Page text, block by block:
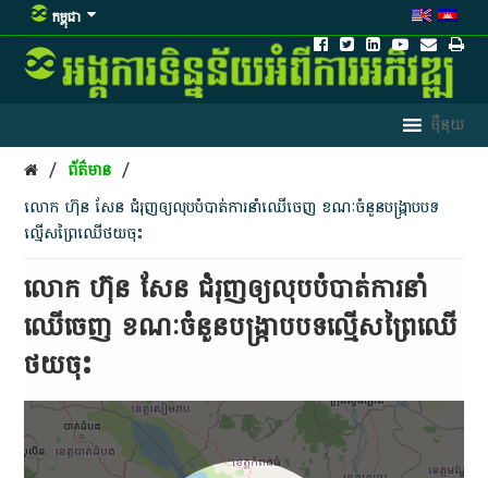
កម្ពុជា
/ ព័ត៌មាន /
លោក​ ហ៊ុន សែន ជំរុញ​ឲ្យ​លុបបំបាត់​ការនាំ​ឈើ​ចេញ ខណៈ​ចំនួន​បង្ក្រាប​បទ​
ល្មើស​ព្រៃឈើ​ថយ​ចុះ
លោក​ ហ៊ុន សែន ជំរុញ​ឲ្យ​លុបបំបាត់​ការនាំ​
ឈើ​ចេញ ខណៈ​ចំនួន​បង្ក្រាប​បទ​ល្មើស​ព្រៃឈើ​
ថយ​ចុះ